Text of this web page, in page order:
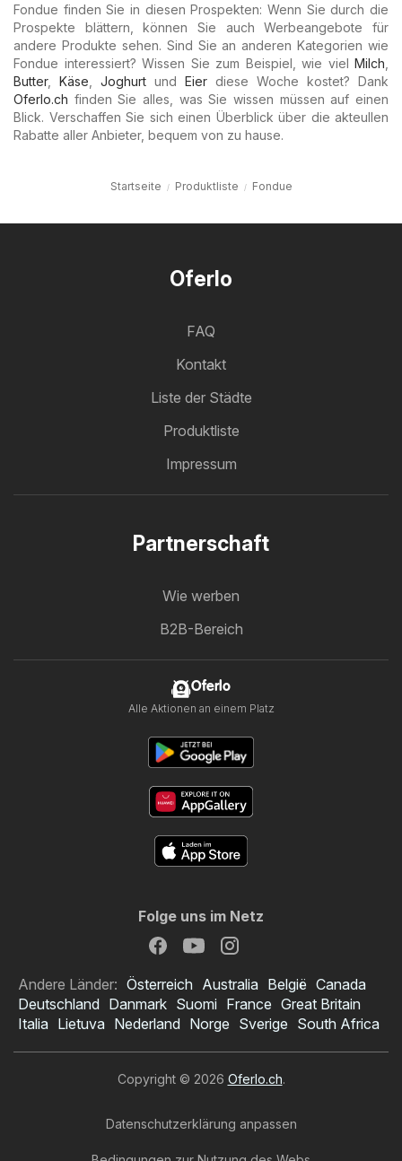
Fondue finden Sie in diesen Prospekten: Wenn Sie durch die
Prospekte blättern, können Sie auch Werbeangebote für
andere Produkte sehen. Sind Sie an anderen Kategorien wie
Fondue interessiert? Wissen Sie zum Beispiel, wie viel Milch
Butter, Käse Joghurt und Eier diese Woche kostet? Dank
Oferlo.ch finden Sie alles, was Sie wissen müssen auf einen
Blick. Verschaffen Sie sich einen Überblick über die akteullen
Rabatte aller Anbieter, bequem von zu hause.
Startseite Produktliste Fondue
Oferlo
FAQ
Kontakt
Liste der Städte
Produktliste
Impressum
Partnerschaft
Wie werben
B2B-Bereich
Oferlo
Alle Aktionen an einem Platz
Folge uns im Netz
Andere Länder: Österreich Australia België Canada
Deutschland Danmark Suomi France Great Britain
Italia Lietuva Nederland Norge Sverige South Africa
Copyright © 2026 Oferlo.ch.
Datenschutzerklärung anpassen